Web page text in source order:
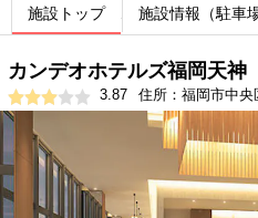
施設トップ 施設情報（駐車
カンデオホテルズ福岡天神
3.87 住所：福岡市中央